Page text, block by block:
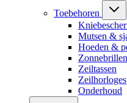
Toebehoren
Mutsen &
Hoeden &
Zonnebrillen
Zeiltassen
Zeilhorloges
Onderhoud